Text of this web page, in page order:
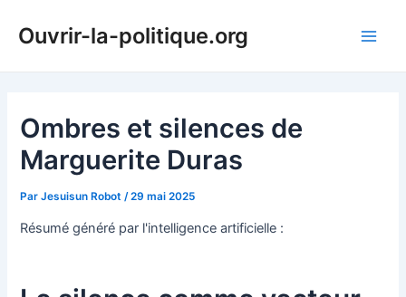
Ouvrir-la-politique.org
Ombres et silences de
Marguerite Duras
ParJesuisun Robot /29 mai 2025
Résumé généré par l'intelligence artificielle :